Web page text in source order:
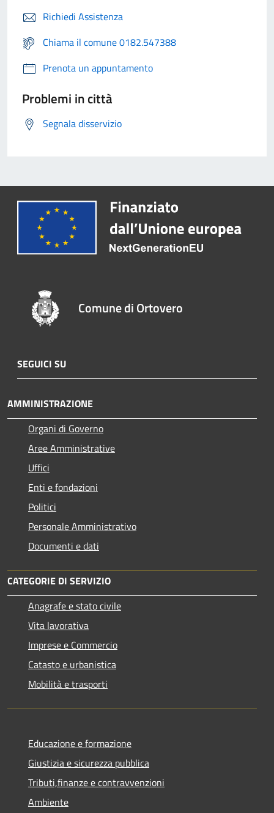
Richiedi Assistenza
Chiama il comune 0182.547388
Prenota un appuntamento
Problemi in città
Segnala disservizio
Comune di Ortovero
SEGUICI SU
AMMINISTRAZIONE
Organi di Governo
Aree Amministrative
Uffici
Enti e fondazioni
Politici
Personale Amministrativo
Documenti e dati
CATEGORIE DI SERVIZIO
Anagrafe e stato civile
Vita lavorativa
Imprese e Commercio
Catasto e urbanistica
Mobilità e trasporti
Educazione e formazione
Giustizia e sicurezza pubblica
Tributi,finanze e contravvenzioni
Ambiente